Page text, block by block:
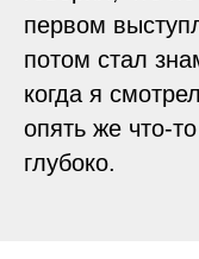
первом
потом стал
когда я
опять же что-
глубоко.